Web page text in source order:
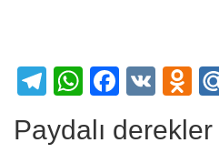
Telegram
WhatsApp
VK
Paydalı derekler